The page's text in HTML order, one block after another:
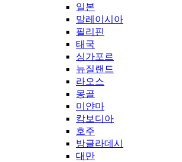
일본
말레이시아
필리핀
태국
싱가포르
뉴질랜드
라오스
몽골
미얀마
캄보디아
호주
방글라데시
대만